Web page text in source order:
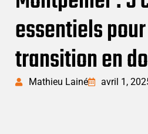
essentiels
transition en
Mathieu Lainé avril 1,